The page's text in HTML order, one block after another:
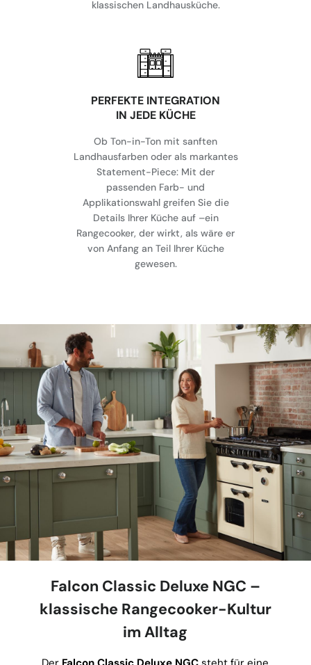
klassischen Landhausküche.
⁠PERFEKTE INTEGRATION
IN JEDE KÜCHE
Ob Ton-in-Ton mit sanften
Landhausfarben oder als markantes
Statement-Piece: Mit der
passenden Farb- und
Applikationswahl greifen Sie die
Details Ihrer Küche auf –ein
Rangecooker, der wirkt, als wäre er
von Anfang an Teil Ihrer Küche
gewesen.
Falcon Classic Deluxe NGC –
klassische Rangecooker-Kultur
im Alltag